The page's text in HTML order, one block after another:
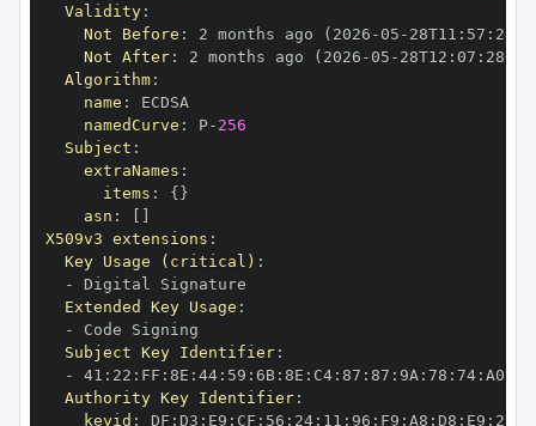
Validity:
Not Before : 2 months ago (2026 -05 - 28T11 : 57 :
Not After: 2 months ago (2026 -05 - 28T12 : 07 : 28+00
Algorithm:
name :
namedCurve : P- 256
Subject :
extraNames :
items : { }
asn :
X509v3 extensions :
Key Usage (critical) :
-
Extended Key Usage :
-
Subject Key Identifier:
-
41 : 22 : FF : 8E : 44: 59 : 6B: 8E : C4: 87 : 87 : 9A : 78 : 74: A0
Authority Key Identifier:
keyid : DF : D3 : E9 : CF : 56 : 24: 11 : 96 : F9 : A8 : D8 : E9 : 28